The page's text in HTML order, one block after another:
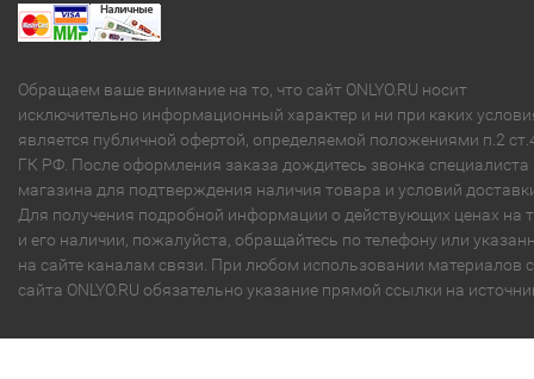
Обращаем ваше внимание на то, что сайт ONLYO.RU носит
исключительно информационный характер и ни при каких
является публичной офертой, определяемой положениями п.2
ГК РФ. После оформления заказа дождитесь звонка специалиста
магазина для подтверждения наличия товара и условий
Для получения подробной информации о действующих ценах на
и его наличии, пожалуйста, обращайтесь по телефону или
на сайте каналам связи. При любом использовании материалов с
сайта ONLYO.RU обязательно указание прямой ссылки на